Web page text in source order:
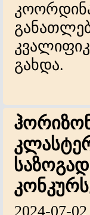
გახდა.
2024-07-02